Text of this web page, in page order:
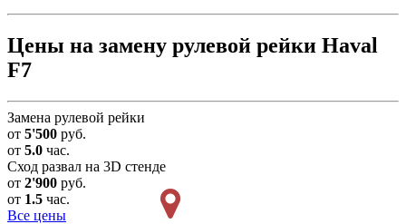
Цены на замену рулевой рейки Haval
F7
Замена рулевой рейки
от 5'500 руб.
от 5.0 час.
Сход развал на 3D стенде
от 2'900 руб.
от 1.5 час.
Все цены